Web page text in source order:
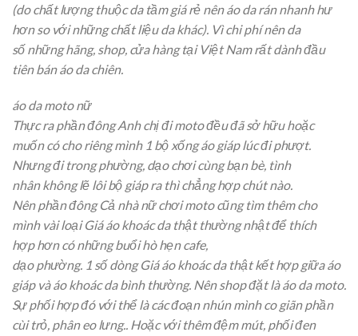
(do chất lượng thuộc da tầm giá rẻ nên áo daránnhanh hư
hơn so với nhữngchất liệu da khác). Vìchi phínên da
sốnhữnghãng, shop, cửa hàngtại Việt Nam rấtdành đầu
tiênbán áo dachiên.
áo da moto nữ
Thực raphần đông Anh chịđi moto đều đãsở hữuhoặc
muốncócho riêng mình 1 bộ xống áogiáplúcđi phượt.
Nhưng đi trongphường, dạo chơicùngbạn bè, tình
nhân không lẽ lôi bộ giáp ra thì chẳng hợp chút nào.
Nênphần đông Cả nhànữ chơi moto cũngtìmthêm cho
mình vàiloạiGiá áo khoác da thậtthường nhậtđể thích
hợphơncó nhữngbuổihò hẹncafe,
dạophường. 1 sốdòngGiá áo khoác da thậtkết hợpgiữa áo
giáp và áo khoác dabình thường. Nênshopđặt là áo da moto.
Sựphối hợpđó vớithể làcácđoạnnhún mìnhco giãn phần
cùi trỏ, phân eo lưng.. Hoặcvớithêm đệm mút, phối đen